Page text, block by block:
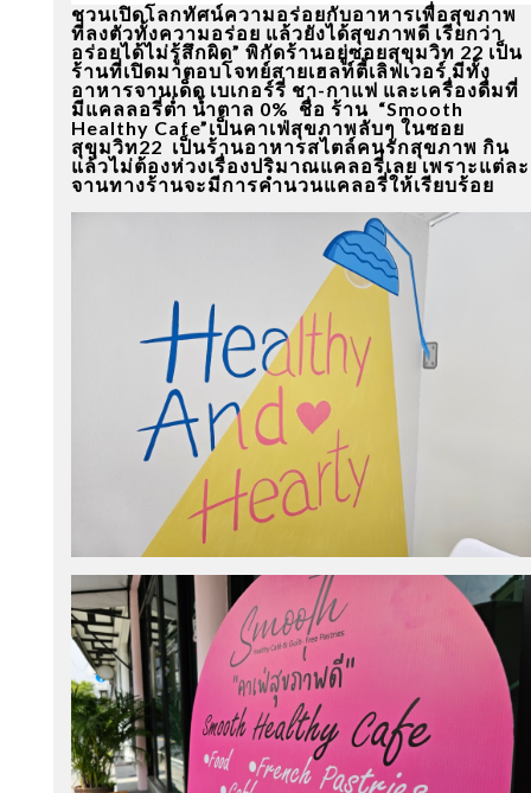
ชวนเปิดโลกทัศน์ความอร่อยกับอาหารเพื่อสุขภาพ
ที่ลงตัวทั้งความอร่อย แล้วยังได้สุขภาพดี เรียกว่า
อร่อยได้ไม่รู้สึกผิด” พิกัดร้านอยู่ซอยสุขุมวิท 22 เป็น
ร้านที่เปิดมาตอบโจทย์สายเฮลท์ตี้เลิฟเวอร์ มีทั้ง
อาหารจานเด็ด เบเกอร์รี่ ชา-กาแฟ และเครื่องดื่มที่
มีแคลลอรี่ต่ำ น้ำตาล 0% ชื่อ ร้าน “Smooth
Healthy Cafe”เป็นคาเฟ่สุขภาพลับๆ ในซอย
สุขุมวิท22 เป็นร้านอาหารสไตล์คนรักสุขภาพ กิน
แล้วไม่ต้องห่วงเรื่องปริมาณแคลอรี่เลย เพราะแต่ละ
จานทางร้านจะมีการคำนวนแคลอรี่ให้เรียบร้อย